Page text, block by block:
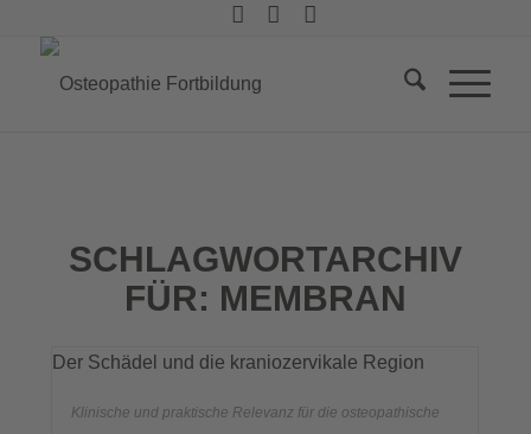
SCHLAGWORTARCHIV
FÜR: MEMBRAN
Der Schädel und die kraniozervikale Region
Klinische und praktische Relevanz für die osteopathische